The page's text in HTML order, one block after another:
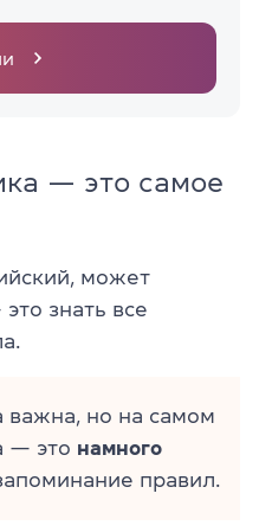
— это самое
может
знать все
важна, но на самом
— это намного
правил.